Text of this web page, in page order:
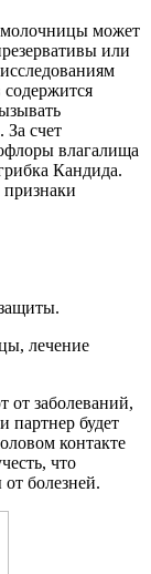
может
или
содержится
счет
влагалища
Кандида.
признаки
лечение
от заболеваний,
партнер будет
контакте
что
болезней.